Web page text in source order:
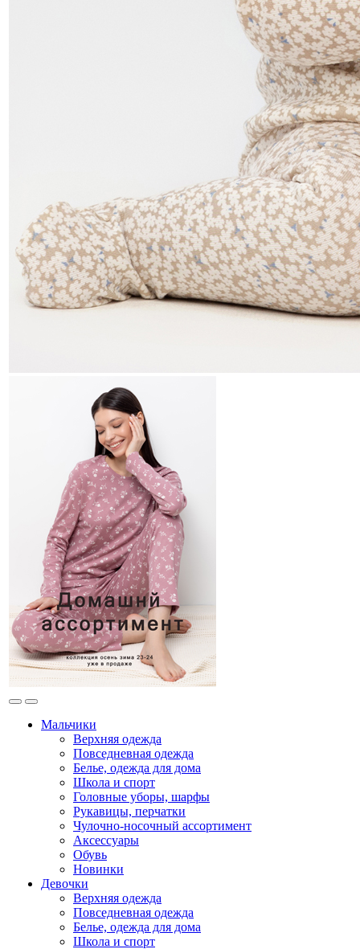
Мальчики
Верхняя одежда
Повседневная одежда
Белье, одежда для дома
Школа и спорт
Головные уборы, шарфы
Рукавицы, перчатки
Чулочно-носочный ассортимент
Аксессуары
Обувь
Новинки
Девочки
Верхняя одежда
Повседневная одежда
Белье, одежда для дома
Школа и спорт